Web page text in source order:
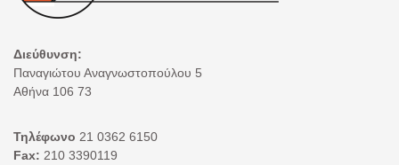
Διεύθυνση:
Παναγιώτου Αναγνωστοπούλου 5
Αθήνα 106 73
Τηλέφωνο 21 0362 6150
Fax: 210 3390119